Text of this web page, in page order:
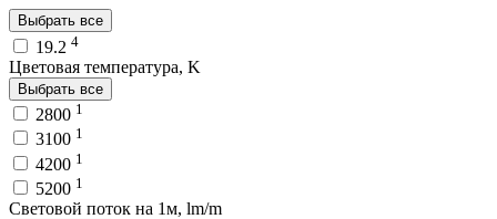
Выбрать все
19.2 4
Цветовая температура, K
Выбрать все
2800 1
3100 1
4200 1
5200 1
Световой поток на 1м, lm/m